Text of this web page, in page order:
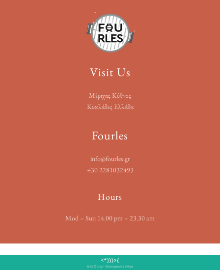
Visit Us
Μέριχας Κύθνος
Κυκλάδες Ελλάδα
Fourles
info@fourles.gr
+30 2281032493
Hours
Mod – Sun 14.00 pm – 23.30 am